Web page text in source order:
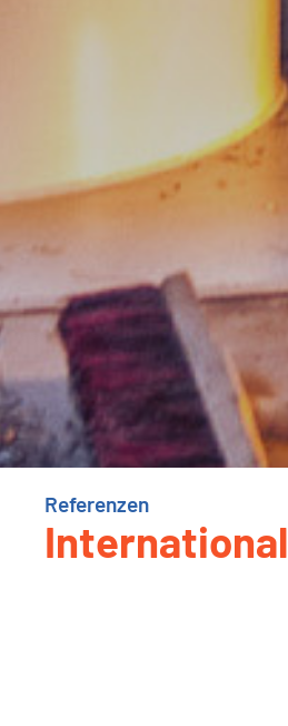
Referenzen
International